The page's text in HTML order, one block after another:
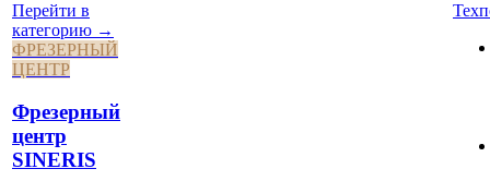
Перейти в
категорию →
ФРЕЗЕРНЫЙ
ЦЕНТР
Фрезерный
центр
SINERIS